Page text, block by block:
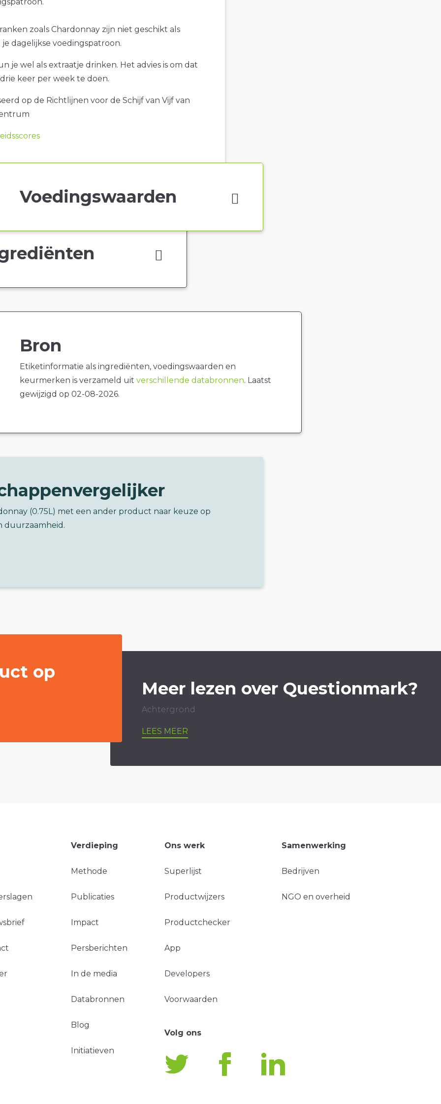
zoals Chardonnay zijn niet geschikt als
dagelijkse voedingspatroon.
je wel als extraatje drinken. Het advies is om dat
keer per week te doen.
op de Richtlijnen voor de Schijf van Vijf van
Voedingswaarden
Bron
Etiketinformatie als ingrediënten, voedingswaarden en
keurmerken is verzameld uit verschillende databronnen. Laatst
gewijzigd op 02-08-2026.
(0.75L) met een ander product naar keuze op
duurzaamheid.
op
Meer lezen over Questionmark?
Achtergrond
LEES MEER
Verdieping
Methode
Publicaties
Impact
Persberichten
In de media
Databronnen
Blog
Initiatieven
Ons werk
Superlijst
Productwijzers
Productchecker
App
Developers
Voorwaarden
Samenwerking
Bedrijven
NGO en overheid
Volg ons